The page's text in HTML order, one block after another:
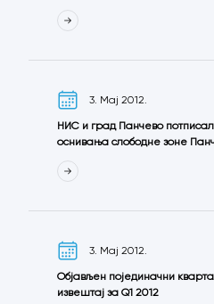
3. Мај 2012.
НИС и град Панчево
оснивања слободне зоне
3. Мај 2012.
Објављен појединачни
извештај за Q1 2012